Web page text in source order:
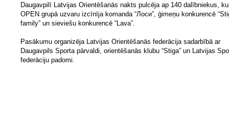
Daugavpilī Latvijas Orientēšanās nakts pulcēja ap 140 dalībniekus,
OPEN grupā uzvaru izcīnīja komanda “Лоси”, ģimeņu konkurencē
family” un sieviešu konkurencē “Lava”.
Pasākumu organizēja Latvijas Orientēšanās federācija sadarbībā ar
Daugavpils Sporta pārvaldi, orientēšanās klubu “Stiga” un Latvijas
federāciju padomi.